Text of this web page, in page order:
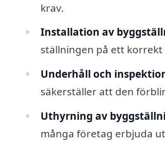
krav.
Installation av
ställningen på ett
Underhåll och
säkerställer att den
Uthyrning av
många företag erbjuda